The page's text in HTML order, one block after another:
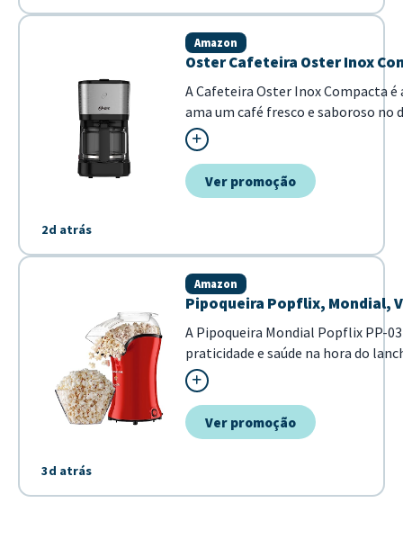
2d atrás
Oster Cafeteira Oster Inox
Amazon
A Cafeteira Oster Inox Compacta
ama um café fresco e saboroso no
0,75L, ela é ideal para preparar a
ou para pequenas reuniões. Seu
com q...Ver promoção
3d atrás
Pipoqueira Popflix, Mondial,
Amazon
A Pipoqueira Mondial Popflix PP-
praticidade e saúde na hora do
vermelha, este eletroportátil
milho, dispensando o uso de óleo
Ver promoção